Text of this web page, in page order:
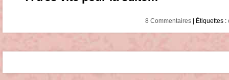
8 Commentaires | Étiquettes :